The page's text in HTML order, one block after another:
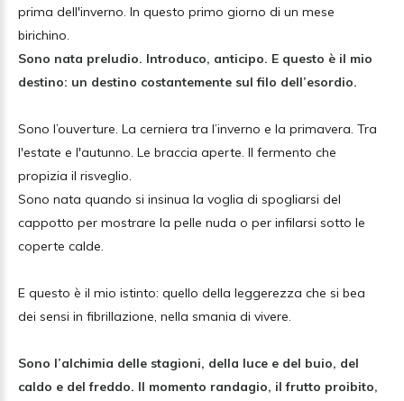
prima dell'inverno. In questo primo giorno di un mese
birichino.
Sono nata preludio. Introduco, anticipo. E questo è il mio
destino: un destino costantemente sul filo dell’esordio.
Sono l’ouverture. La cerniera tra l’inverno e la primavera. Tra
l'estate e l'autunno. Le braccia aperte. Il fermento che
propizia il risveglio.
Sono nata quando si insinua la voglia di spogliarsi del
cappotto per mostrare la pelle nuda o per infilarsi sotto le
coperte calde.
E questo è il mio istinto: quello della leggerezza che si bea
dei sensi in fibrillazione, nella smania di vivere.
Sono l’alchimia delle stagioni, della luce e del buio, del
caldo e del freddo. Il momento randagio, il frutto proibito,